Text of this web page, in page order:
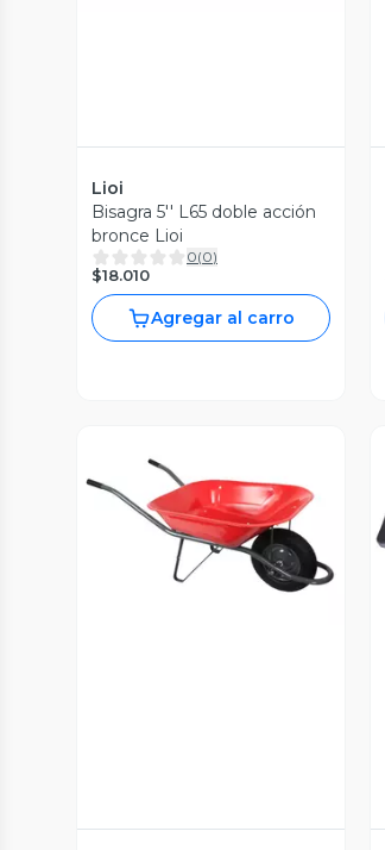
Lioi
Bisagra 5'' L65 doble acción
bronce Lioi
0(0)
$18.010
Agregar al carro
Vista Previa